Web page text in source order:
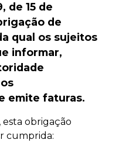
de 15 de
de
qual os sujeitos
informar,
emite faturas.
obrigação
cumprida: